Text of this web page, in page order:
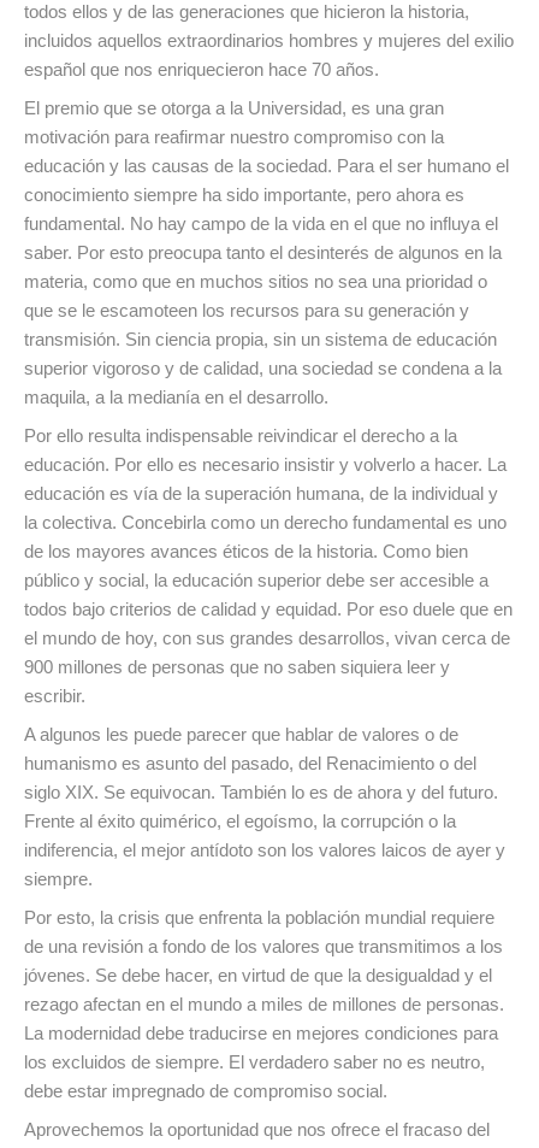
todos ellos y de las generaciones que hicieron la historia,
incluidos aquellos extraordinarios hombres y mujeres del exilio
español que nos enriquecieron hace 70 años.
El premio que se otorga a la Universidad, es una gran
motivación para reafirmar nuestro compromiso con la
educación y las causas de la sociedad. Para el ser humano el
conocimiento siempre ha sido importante, pero ahora es
fundamental. No hay campo de la vida en el que no influya el
saber. Por esto preocupa tanto el desinterés de algunos en la
materia, como que en muchos sitios no sea una prioridad o
que se le escamoteen los recursos para su generación y
transmisión. Sin ciencia propia, sin un sistema de educación
superior vigoroso y de calidad, una sociedad se condena a la
maquila, a la medianía en el desarrollo.
Por ello resulta indispensable reivindicar el derecho a la
educación. Por ello es necesario insistir y volverlo a hacer. La
educación es vía de la superación humana, de la individual y
la colectiva. Concebirla como un derecho fundamental es uno
de los mayores avances éticos de la historia. Como bien
público y social, la educación superior debe ser accesible a
todos bajo criterios de calidad y equidad. Por eso duele que en
el mundo de hoy, con sus grandes desarrollos, vivan cerca de
900 millones de personas que no saben siquiera leer y
escribir.
A algunos les puede parecer que hablar de valores o de
humanismo es asunto del pasado, del Renacimiento o del
siglo XIX. Se equivocan. También lo es de ahora y del futuro.
Frente al éxito quimérico, el egoísmo, la corrupción o la
indiferencia, el mejor antídoto son los valores laicos de ayer y
siempre.
Por esto, la crisis que enfrenta la población mundial requiere
de una revisión a fondo de los valores que transmitimos a los
jóvenes. Se debe hacer, en virtud de que la desigualdad y el
rezago afectan en el mundo a miles de millones de personas.
La modernidad debe traducirse en mejores condiciones para
los excluidos de siempre. El verdadero saber no es neutro,
debe estar impregnado de compromiso social.
Aprovechemos la oportunidad que nos ofrece el fracaso del